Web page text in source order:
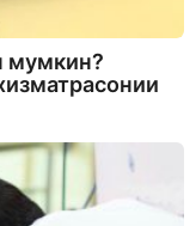
мумкин?